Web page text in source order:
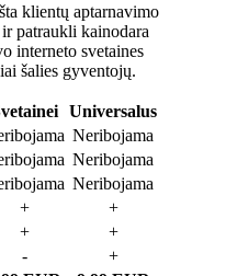
klientų aptarnavimo
patraukli kainodara
interneto svetaines
šalies gyventojų.
Universalus
Neribojama
Neribojama
Neribojama
+
+
+
+
-
+